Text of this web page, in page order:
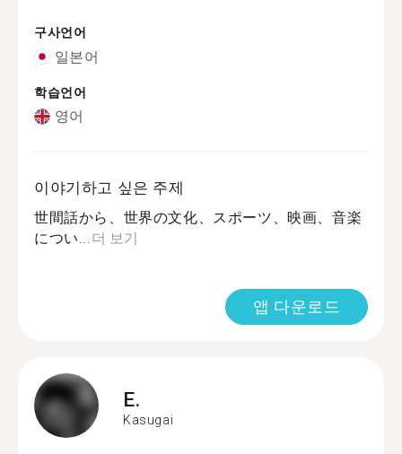
구사언어
일본어
학습언어
영어
이야기하고 싶은 주제
世間話から、世界の文化、スポーツ、映画、音楽
につい...더 보기
앱 다운로드
E.
Kasugai